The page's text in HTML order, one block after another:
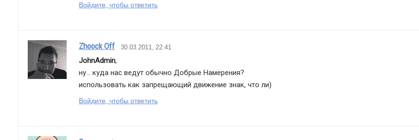
Войдите, чтобы ответить
Zhoock Off 30.03.2011, 22:41
JohnAdmin,
ну... куда нас ведут обычно Добрые Намерения?
использовать как запрещающий движение знак, что ли)
Войдите, чтобы ответить